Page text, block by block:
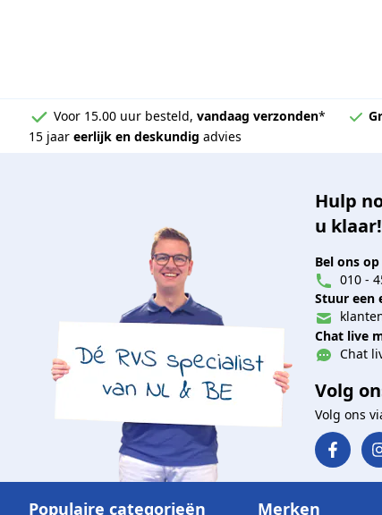
Voor 15.00 uur besteld, vandaag verzonden*
15 jaar eerlijk en deskundig advies
Hulp
u klaar!
Bel ons op
010 -
Stuur een
Chat live
Chat
Volg
Volg ons
Populaire categorieën Merken